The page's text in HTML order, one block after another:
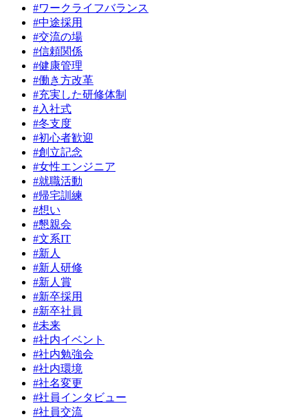
#ワークライフバランス
#中途採用
#交流の場
#信頼関係
#健康管理
#働き方改革
#充実した研修体制
#入社式
#冬支度
#初心者歓迎
#創立記念
#女性エンジニア
#就職活動
#帰宅訓練
#想い
#懇親会
#文系IT
#新人
#新人研修
#新人賞
#新卒採用
#新卒社員
#未来
#社内イベント
#社内勉強会
#社内環境
#社名変更
#社員インタビュー
#社員交流